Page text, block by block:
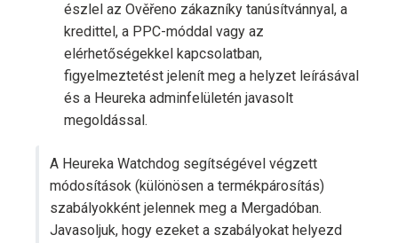
észlel az Ověřeno zákazníky tanúsítvánnyal, a
kredittel, a PPC-móddal vagy az
elérhetőségekkel kapcsolatban,
figyelmeztetést jelenít meg a helyzet leírásával
és a Heureka adminfelületén javasolt
megoldással.
A Heureka Watchdog segítségével végzett
módosítások (különösen a termékpárosítás)
szabályokként jelennek meg a Mergadóban.
Javasoljuk, hogy ezeket a szabályokat helyezd